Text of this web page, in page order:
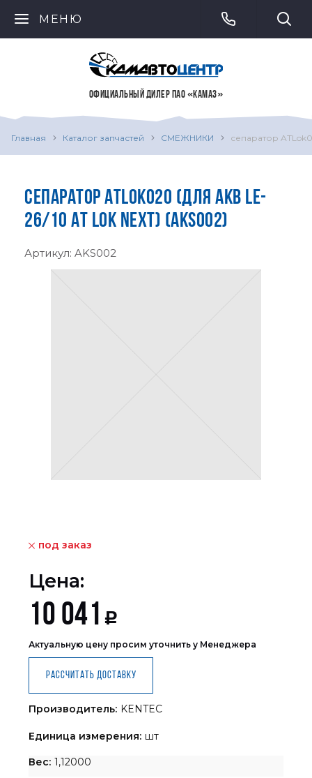
МЕНЮ
ОФИЦИАЛЬНЫЙ ДИЛЕР ПАО «КАМАЗ»
Главная Каталог запчастей СМЕЖНИКИ сепаратор
СЕПАРАТОР ATLOK020 (ДЛЯ АКВ LE-
26/10 AT LOK NEXT) (AKS002)
Артикул: AKS002
под заказ
Цена:
10 041 Р
Актуальную цену просим уточнить у Менеджера
Рассчитать доставку
Производитель: KENTEC
Единица измерения: шт
Вес: 1,12000